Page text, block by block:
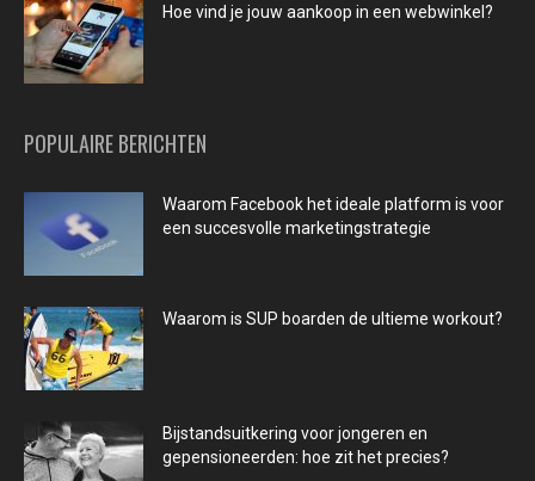
Hoe vind je jouw aankoop in een webwinkel?
POPULAIRE BERICHTEN
Waarom Facebook het ideale platform is voor
een succesvolle marketingstrategie
Waarom is SUP boarden de ultieme workout?
Bijstandsuitkering voor jongeren en
gepensioneerden: hoe zit het precies?